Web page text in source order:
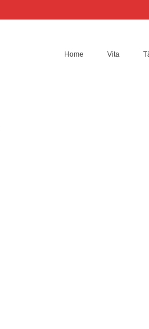
Home Vita